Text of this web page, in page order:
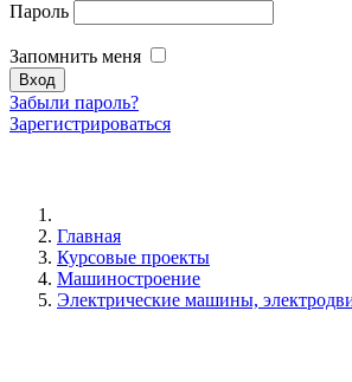
Пароль
Запомнить меня
Забыли пароль?
Зарегистрироваться
Главная
Курсовые проекты
Машиностроение
Электрические машины,